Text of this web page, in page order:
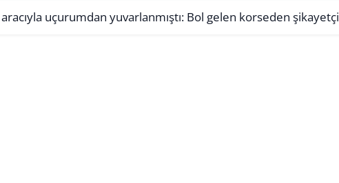
aracıyla uçurumdan yuvarlanmıştı: Bol gelen korseden şikayetçi